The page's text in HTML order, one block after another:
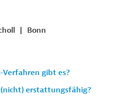
Bonn
Verfahren gibt es?
erstattungsfähig?